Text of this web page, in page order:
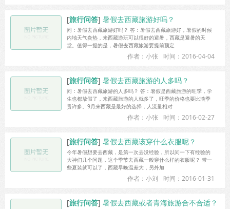
[旅行问答] 暑假去西藏旅游好吗？
问：暑假去西藏旅游好吗？ 答：暑假去西藏旅游好，暑假的时候
内地天气炎热，来西藏游玩可以很好的避暑，西藏是避暑的天
堂。值得一提的是，暑假去西藏旅游要提前预定
时间：2016-04-04
作者：小张
[旅行问答] 暑假去西藏旅游的人多吗？
问：暑假去西藏旅游的人多吗？ 答：暑假是西藏旅游的旺季，学
生也都放假了，来西藏旅游的人就多了，旺季的价格也要比淡季
贵许多。9月来西藏是最好的选择，人流量相对
时间：2016-02-27
作者：小张
[旅行问答] 暑假去西藏该穿什么衣服呢？
今年暑假想要去西藏，是第一次去没经验，所以问一下有经验的
大神们几个问题，这个季节去西藏一般穿什么样的衣服呢？ 带一
些夏装就可以了，西藏早晚温差大，另外加
时间：2016-01-31
作者：小刘
[旅行问答] 暑假去西藏或者青海旅游合不合适？